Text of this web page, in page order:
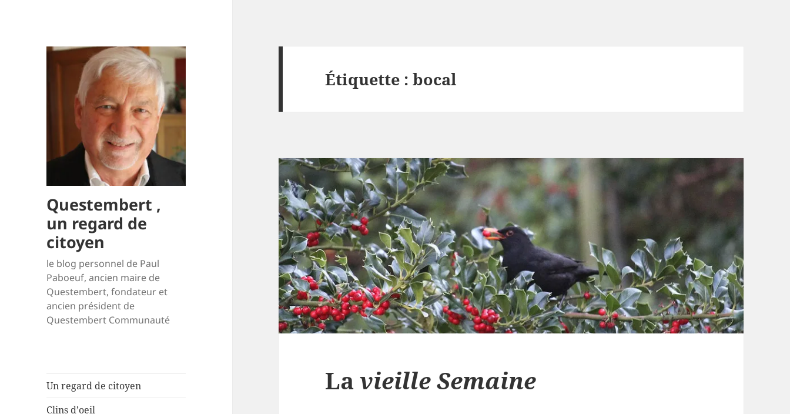
Questembert ,
un regard de
citoyen
le blog personnel de Paul
Paboeuf, ancien maire de
Questembert, fondateur et
ancien président de
Questembert Communauté
Un regard de citoyen
Clins d’oeil
Étiquette :bocal
Lavieille Semaine